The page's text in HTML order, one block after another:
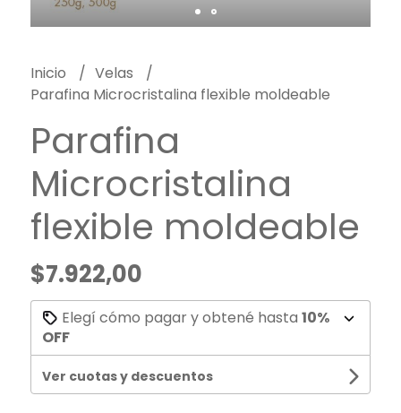
Inicio
Velas
Parafina Microcristalina flexible moldeable
Parafina
Microcristalina
flexible moldeable
$7.922,00
Elegí cómo pagar y obtené hasta 10%
OFF
Ver cuotas y descuentos